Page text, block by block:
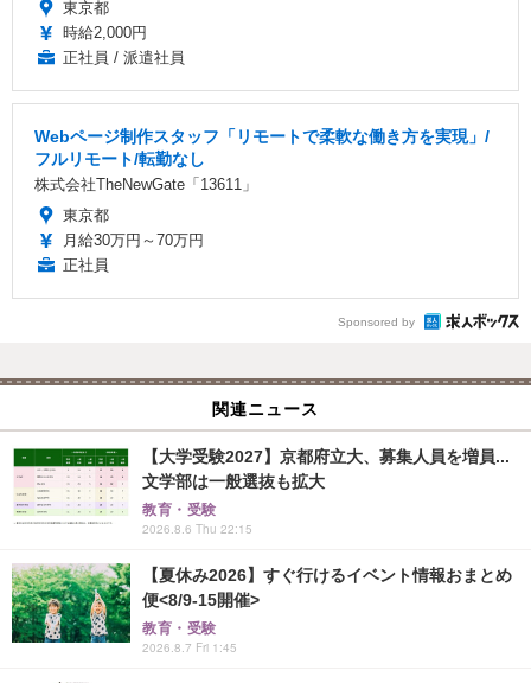
東京都
時給2,000円
正社員 / 派遣社員
Webページ制作スタッフ「リモートで柔軟な働き方を実現」/
フルリモート/転勤なし
株式会社TheNewGate「13611」
東京都
月給30万円～70万円
正社員
Sponsored by
関連ニュース
【大学受験2027】京都府立大、募集人員を増員...
文学部は一般選抜も拡大
教育・受験
2026.8.6 Thu 22:15
【夏休み2026】すぐ行けるイベント情報おまとめ
便<8/9-15開催>
教育・受験
2026.8.7 Fri 1:45